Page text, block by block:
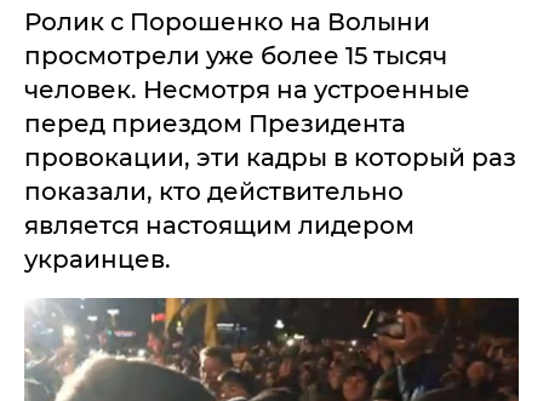
Ролик с Порошенко на Волыни
просмотрели уже более 15 тысяч
человек. Несмотря на устроенные
перед приездом Президента
провокации, эти кадры в который раз
показали, кто действительно
является настоящим лидером
украинцев.